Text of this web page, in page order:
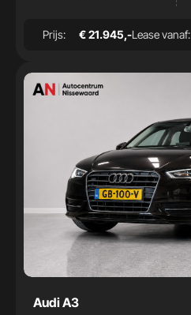
Prijs: € 21.945,-Lease vanaf:
Audi A3